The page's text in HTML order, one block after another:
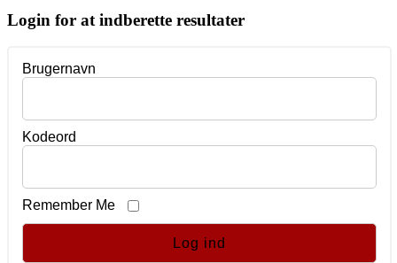
Login for at indberette resultater
Brugernavn
Kodeord
Remember Me